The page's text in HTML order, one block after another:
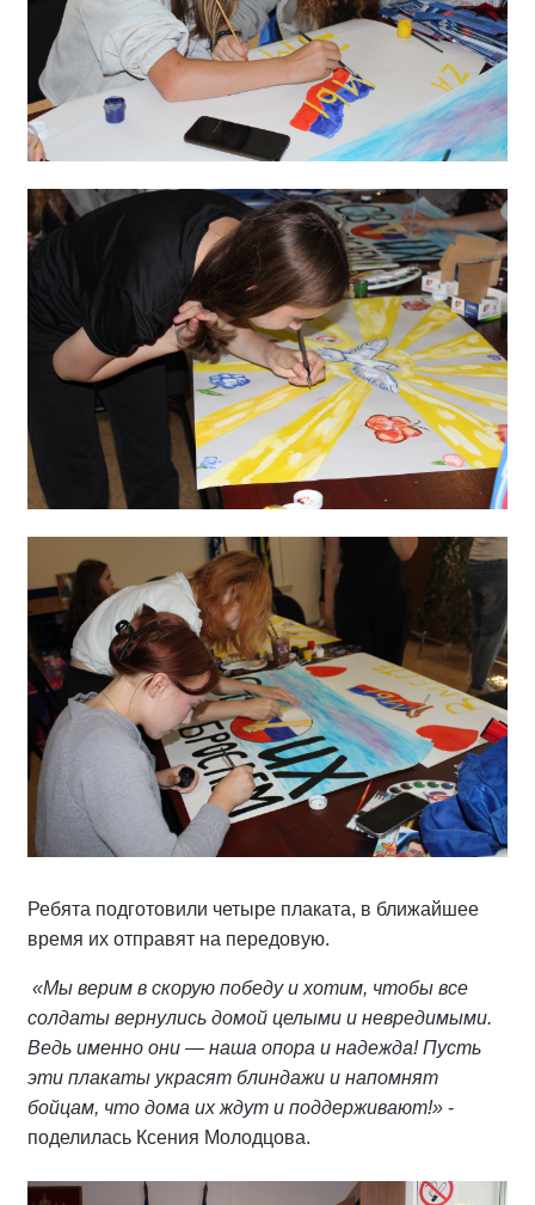
Ребята подготовили четыре плаката, в ближайшее
время их отправят на передовую.
«Мы верим в скорую победу и хотим, чтобы все
солдаты вернулись домой целыми и невредимыми.
Ведь именно они — наша опора и надежда! Пусть
эти плакаты украсят блиндажи и напомнят
бойцам, что дома их ждут и поддерживают!» -
поделилась Ксения Молодцова.